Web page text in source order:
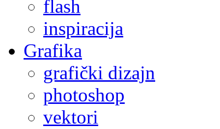
flash
inspiracija
Grafika
grafički dizajn
photoshop
vektori